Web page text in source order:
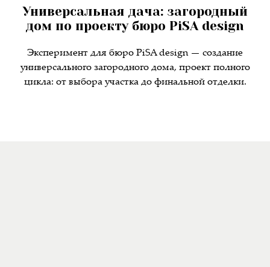
Универсальная дача: загородный
дом по проекту бюро PiSA design
Эксперимент для бюро PiSA design — создание
универсального загородного дома, проект полного
цикла: от выбора участка до финальной отделки.